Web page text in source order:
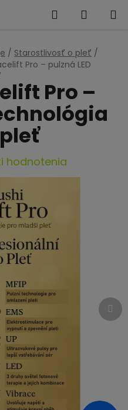
Hľadať
/ Starostlivosť o pleť /
Pro – pulzná LED
Pro –
hodnotenia